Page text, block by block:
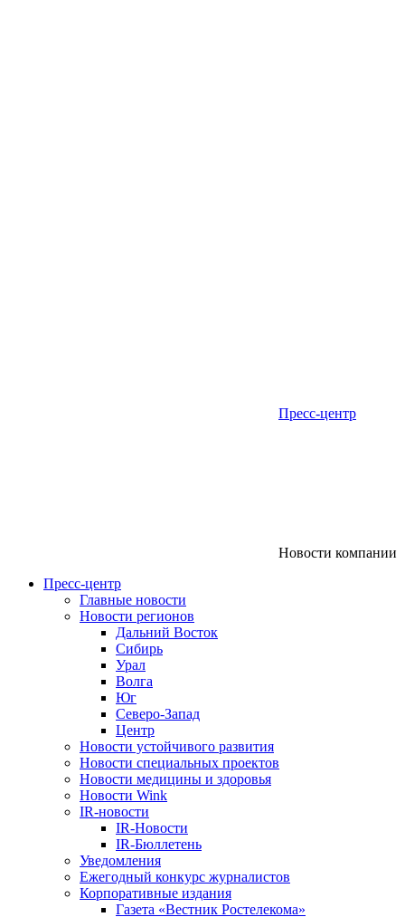
Пресс-центр
Новости компании
Пресс-центр
Главные новости
Новости регионов
Дальний Восток
Сибирь
Урал
Волга
Юг
Северо-Запад
Центр
Новости устойчивого развития
Новости специальных проектов
Новости медицины и здоровья
Новости Wink
IR-новости
IR-Новости
IR-Бюллетень
Уведомления
Ежегодный конкурс журналистов
Корпоративные издания
Газета «Вестник Ростелекома»